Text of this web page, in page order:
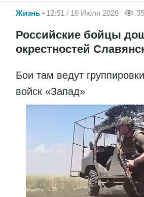
Жизнь 12:51 / 16 Июля 2026
Российские бойцы
окрестностей
Бои там ведут
войск «Запад»